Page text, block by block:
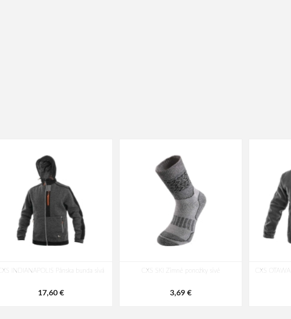
CXS INDIANAPOLIS Pánska bunda sivá
17,60 €
CXS SKI Zimné ponožky sivé
3,69 €
CXS